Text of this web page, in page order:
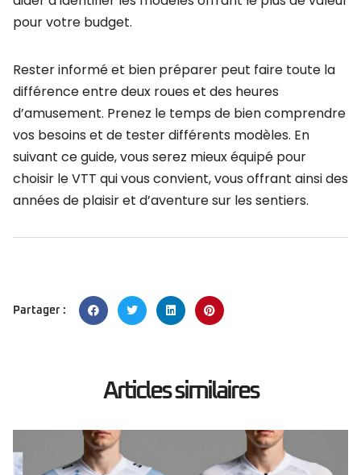
pour votre budget.
Rester informé et bien préparer peut faire toute la
différence entre deux roues et des heures
d’amusement. Prenez le temps de bien comprendre
vos besoins et de tester différents modèles. En
suivant ce guide, vous serez mieux équipé pour
choisir le VTT qui vous convient, vous offrant ainsi des
années de plaisir et d’aventure sur les sentiers.
Partager :
Articles similaires